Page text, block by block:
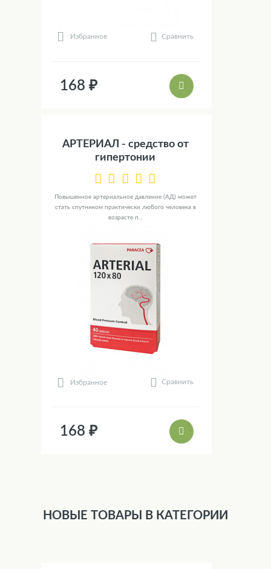
Избранное Сравнить
168 ₽
АРТЕРИАЛ - средство от
гипертонии
Повышенное артериальное давление (АД) может
стать спутником практически любого человека в
возрасте п...
Избранное Сравнить
168 ₽
НОВЫЕ ТОВАРЫ В КАТЕГОРИИ